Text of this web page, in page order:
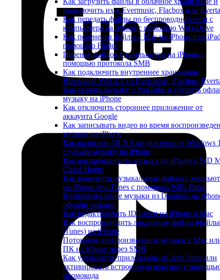
подключить их к Evermusic, Flacbox или
Как передать файлы по беспроводной сети с
компьютера на iPhone с помощью WiFi-Drive
Как перенести файлы с Mac на iPhone или
помощью Finder
Перенос файлов с компьютера на iPhone с
помощью протокола SMB
Как подключить внутреннее хранилище
Bluesound VAULT из Evermusic, Flacbox,
Как скачать музыку с YouTube и слушать
музыку на iPhone
Как отключить стороннее приложение от
аккаунта Google
Как записывать видео во время
музыки на iPhone
Как включить DLNA медиасервер в Windows
слушать музыку на iPhone
Как воспроизводить музыку на iPhone с WD
Cloud Home
Как перенести музыкальные файлы с
на iPhone без iTunes с помощью WiFi-Drive
Воспроизведение музыки из Dropbox на
офлайн-режиме
Как редактировать ID3-теги на iPhone и Mac
Как воспроизводить локальные файлы (файлы
iTunes) на iPhone
Потоковое воспроизведение музыки с Mac
ПК на iPhone через SMB
Как установить приложение из App Store или
активировать встроенную покупку с
промокода